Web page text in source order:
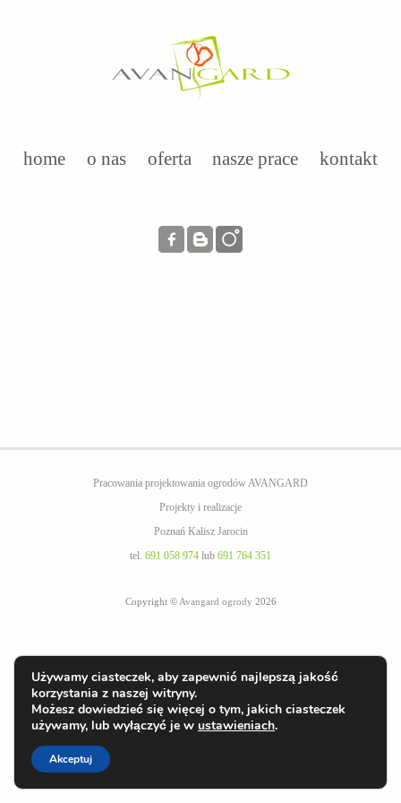
home o nas oferta nasze prace kontakt
Pracowania projektowania ogrodów AVANGARD
Projekty i realizacje
Poznań Kalisz Jarocin
tel. 691 058 974 lub 691 764 351
Copyright ©Avangard ogrody 2026
Używamy ciasteczek, aby zapewnić najlepszą jakość
korzystania z naszej witryny.
Możesz dowiedzieć się więcej o tym, jakich ciasteczek
używamy, lub wyłączyć je w ustawieniach.
Akceptuj